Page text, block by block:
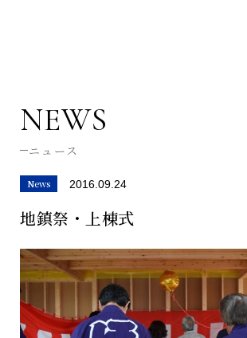
NEWS
ニュース
News 2016.09.24
地鎮祭・上棟式